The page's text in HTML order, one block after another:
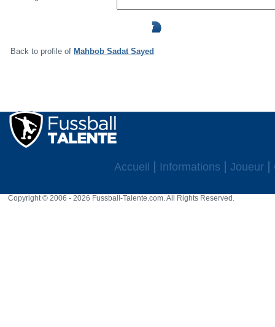
Back to profile of Mahbob Sadat Sayed
Accueil Informations Joueur
Copyright © 2006 - 2026 Fussball-Talente.com. All Rights Reserved.